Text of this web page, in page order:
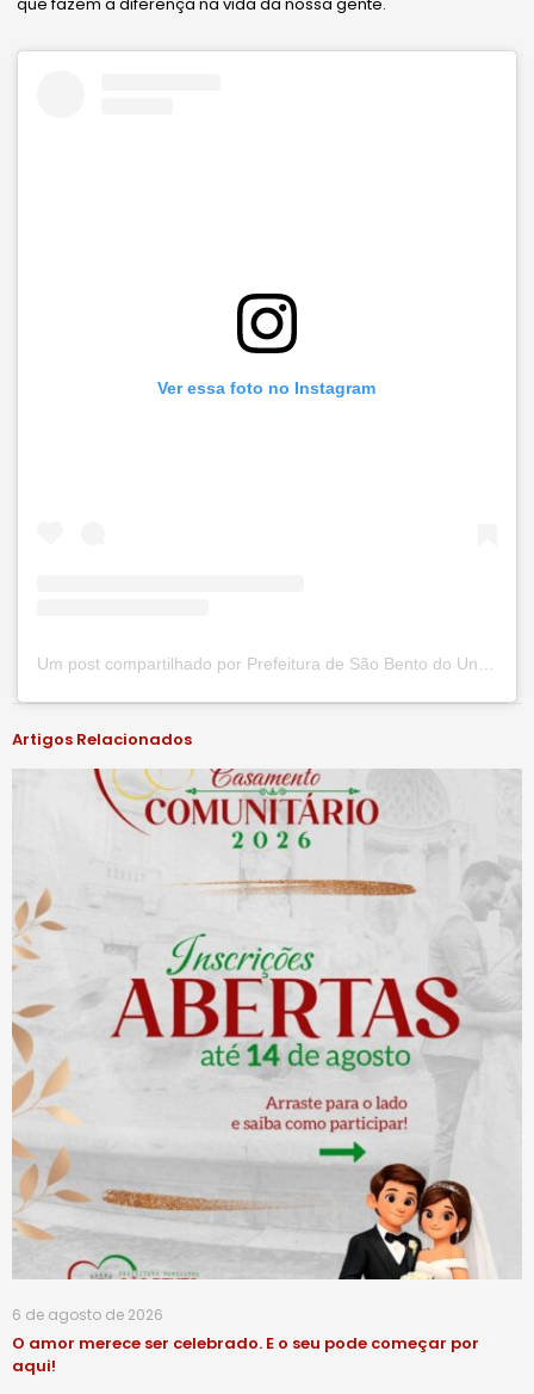
que fazem a diferença na vida da nossa gente.
Ver essa foto no Instagram
Artigos Relacionados
6 de agosto de 2026
O amor merece ser celebrado. E o seu pode começar por
aqui!